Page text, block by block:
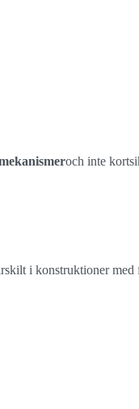
och inte
i konstruktioner med